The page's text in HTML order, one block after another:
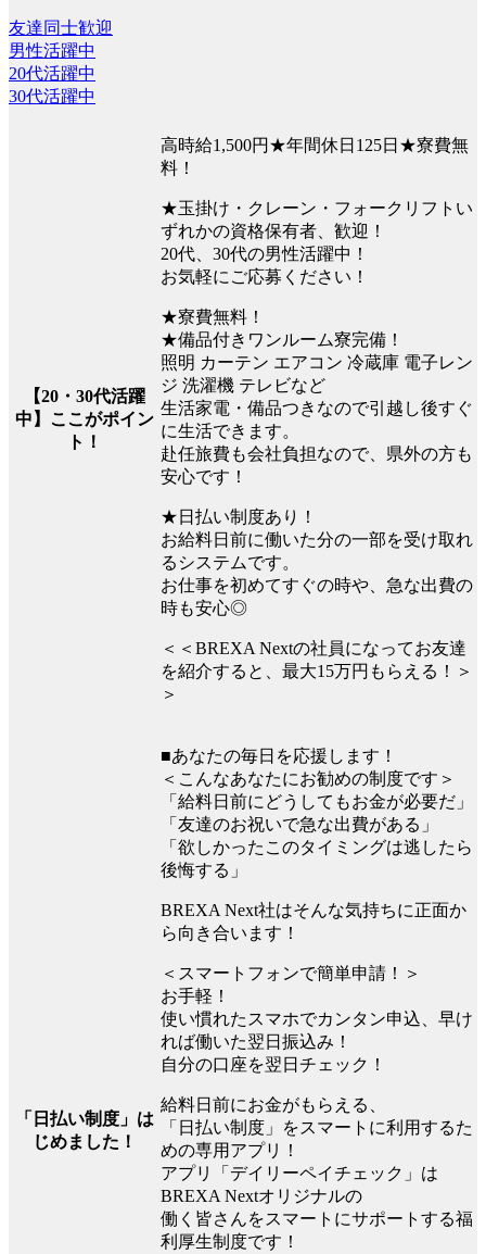
友達同士歓迎
男性活躍中
20代活躍中
30代活躍中
【20・30代活躍
中】ここがポイン
ト！
高時給1,500円★年間休日125日★寮費無
料！
★玉掛け・クレーン・フォークリフトい
ずれかの資格保有者、歓迎！
20代、30代の男性活躍中！
お気軽にご応募ください！
★寮費無料！
★備品付きワンルーム寮完備！
照明 カーテン エアコン 冷蔵庫 電子レン
ジ 洗濯機 テレビなど
生活家電・備品つきなので引越し後すぐ
に生活できます。
赴任旅費も会社負担なので、県外の方も
安心です！
★日払い制度あり！
お給料日前に働いた分の一部を受け取れ
るシステムです。
お仕事を初めてすぐの時や、急な出費の
時も安心◎
＜＜BREXA Nextの社員になってお友達
を紹介すると、最大15万円もらえる！＞
＞
「日払い制度」は
じめました！
■あなたの毎日を応援します！
＜こんなあなたにお勧めの制度です＞
「給料日前にどうしてもお金が必要だ」
「友達のお祝いで急な出費がある」
「欲しかったこのタイミングは逃したら
後悔する」
BREXA Next社はそんな気持ちに正面か
ら向き合います！
＜スマートフォンで簡単申請！＞
お手軽！
使い慣れたスマホでカンタン申込、早け
れば働いた翌日振込み！
自分の口座を翌日チェック！
給料日前にお金がもらえる、
「日払い制度」をスマートに利用するた
めの専用アプリ！
アプリ「デイリーペイチェック」は
BREXA Nextオリジナルの
働く皆さんをスマートにサポートする福
利厚生制度です！